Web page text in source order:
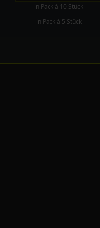
in Pack à 10 Stück
in Pack à 5 Stück